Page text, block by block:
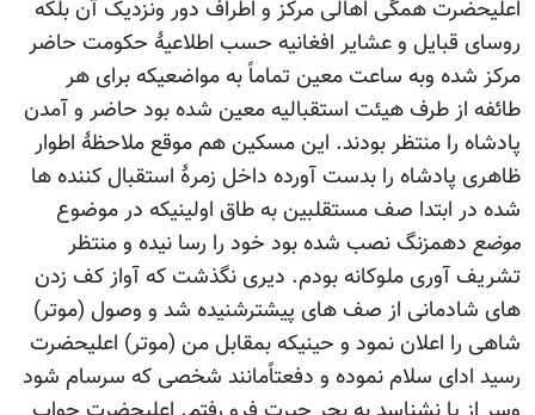
اعلیحضرت همگی اهالی مرکز و اطراف دور ونزدیک آن بلکه
روسای قبایل و عشایر افغانیه حسب اطلاعیۀ حکومت حاضر
مرکز شده وبه ساعت معین تماماً به مواضعیکه برای هر
طائفه از طرف هیئت استقبالیه معین شده بود حاضر و آمدن
پادشاه را منتظر بودند. این مسکین هم موقع ملاحظۀ اطوار
ظاهری پادشاه را بدست آورده داخل زمرۀ استقبال کننده ها
شده در ابتدا صف مستقلبین به طاق اولینیکه در موضوع
موضع دهمزنگ نصب شده بود خود را رسا نیده و منتظر
تشریف آوری ملوکانه بودم. دیری نگذشت که آواز کف زدن
های شادمانی از صف های پیشترشنیده شد و وصول (موتر)
شاهی را اعلان نمود و حینیکه بمقابل من (موتر) اعلیحضرت
رسید ادای سلام نموده و دفعتاًمانند شخصی که سرسام شود